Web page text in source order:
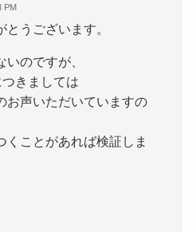
PM
とうございます。
のですが、
きましては
お声いただいていますの
くことがあれば検証しま